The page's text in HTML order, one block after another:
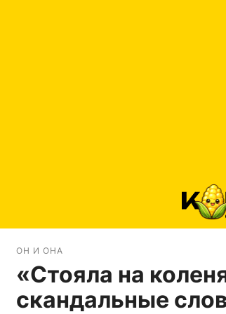
ОН И ОНА
«Стояла на
скандальные